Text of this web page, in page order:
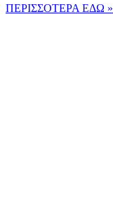
ΠΕΡΙΣΣΟΤΕΡΑ ΕΔΩ »